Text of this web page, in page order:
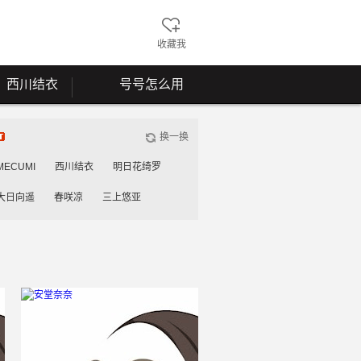
收藏我
西川结衣 号号怎么用
换一换
西川结衣 明日花绮罗
日向遥 春咲凉 三上悠亚